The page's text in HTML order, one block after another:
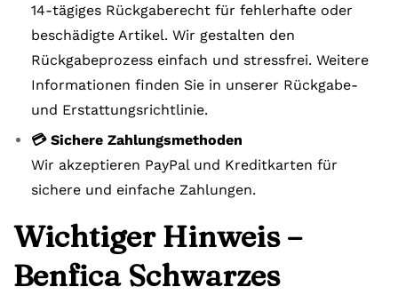
14-tägiges Rückgaberecht für fehlerhafte oder
beschädigte Artikel. Wir gestalten den
Rückgabeprozess einfach und stressfrei. Weitere
Informationen finden Sie in unserer Rückgabe-
und Erstattungsrichtlinie.
💳 Sichere Zahlungsmethoden
Wir akzeptieren PayPal und Kreditkarten für
sichere und einfache Zahlungen.
Wichtiger Hinweis –
Benfica Schwarzes